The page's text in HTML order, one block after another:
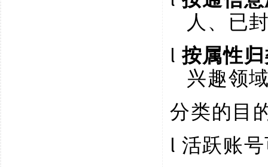
人、已
l按属性
兴趣领
分类的目
l 活跃账